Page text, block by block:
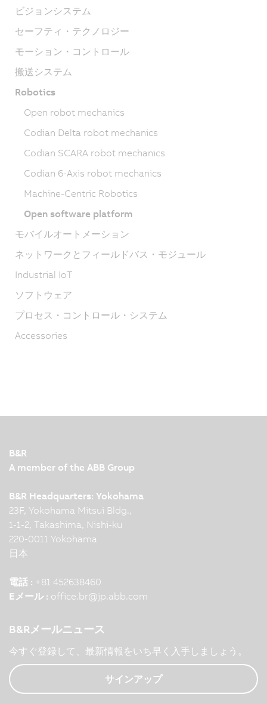
ビジョンシステム
セーフティ・テクノロジー
モーション・コントロール
搬送システム
Robotics
Open robot mechanics
Codian Delta robot mechanics
Codian SCARA robot mechanics
Codian 6-Axis robot mechanics
Machine-Centric Robotics
Open software platform
モバイルオートメーション
ネットワークとフィールドバス・モジュール
Industrial IoT
ソフトウェア
プロセス・コントロール・システム
Accessories
B&R
A member of the ABB Group
B&R Headquarters: Yokohama
23F, Yokohama Mitsui Bldg.,
1-1-2, Takashima, Nishi-ku
220-0011 Yokohama
日本
電話 : +81 452638460
Eメール : office.br@jp.abb.com
B&Rメールニュース
今すぐ登録して、最新情報をいち早く入手しましょう。
サインアップ